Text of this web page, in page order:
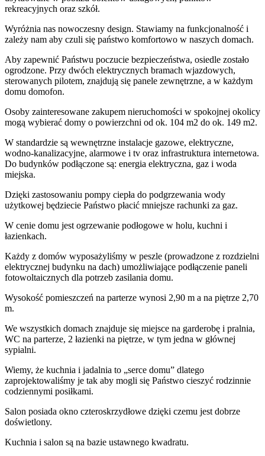
rekreacyjnych oraz szkół.
Wyróżnia nas nowoczesny design. Stawiamy na funkcjonalność i
zależy nam aby czuli się państwo komfortowo w naszych domach.
Aby zapewnić Państwu poczucie bezpieczeństwa, osiedle zostało
ogrodzone. Przy dwóch elektrycznych bramach wjazdowych,
sterowanych pilotem, znajdują się panele zewnętrzne, a w każdym
domu domofon.
Osoby zainteresowane zakupem nieruchomości w spokojnej okolicy
mogą wybierać domy o powierzchni od ok. 104 m2 do ok. 149 m2.
W standardzie są wewnętrzne instalacje gazowe, elektryczne,
wodno-kanalizacyjne, alarmowe i tv oraz infrastruktura internetowa.
Do budynków podłączone są: energia elektryczna, gaz i woda
miejska.
Dzięki zastosowaniu pompy ciepła do podgrzewania wody
użytkowej będziecie Państwo płacić mniejsze rachunki za gaz.
W cenie domu jest ogrzewanie podłogowe w holu, kuchni i
łazienkach.
Każdy z domów wyposażyliśmy w peszle (prowadzone z rozdzielni
elektrycznej budynku na dach) umożliwiające podłączenie paneli
fotowoltaicznych dla potrzeb zasilania domu.
Wysokość pomieszczeń na parterze wynosi 2,90 m a na piętrze 2,70
m.
We wszystkich domach znajduje się miejsce na garderobę i pralnia,
WC na parterze, 2 łazienki na piętrze, w tym jedna w głównej
sypialni.
Wiemy, że kuchnia i jadalnia to „serce domu” dlatego
zaprojektowaliśmy je tak aby mogli się Państwo cieszyć rodzinnie
codziennymi posiłkami.
Salon posiada okno czteroskrzydłowe dzięki czemu jest dobrze
doświetlony.
Kuchnia i salon są na bazie ustawnego kwadratu.